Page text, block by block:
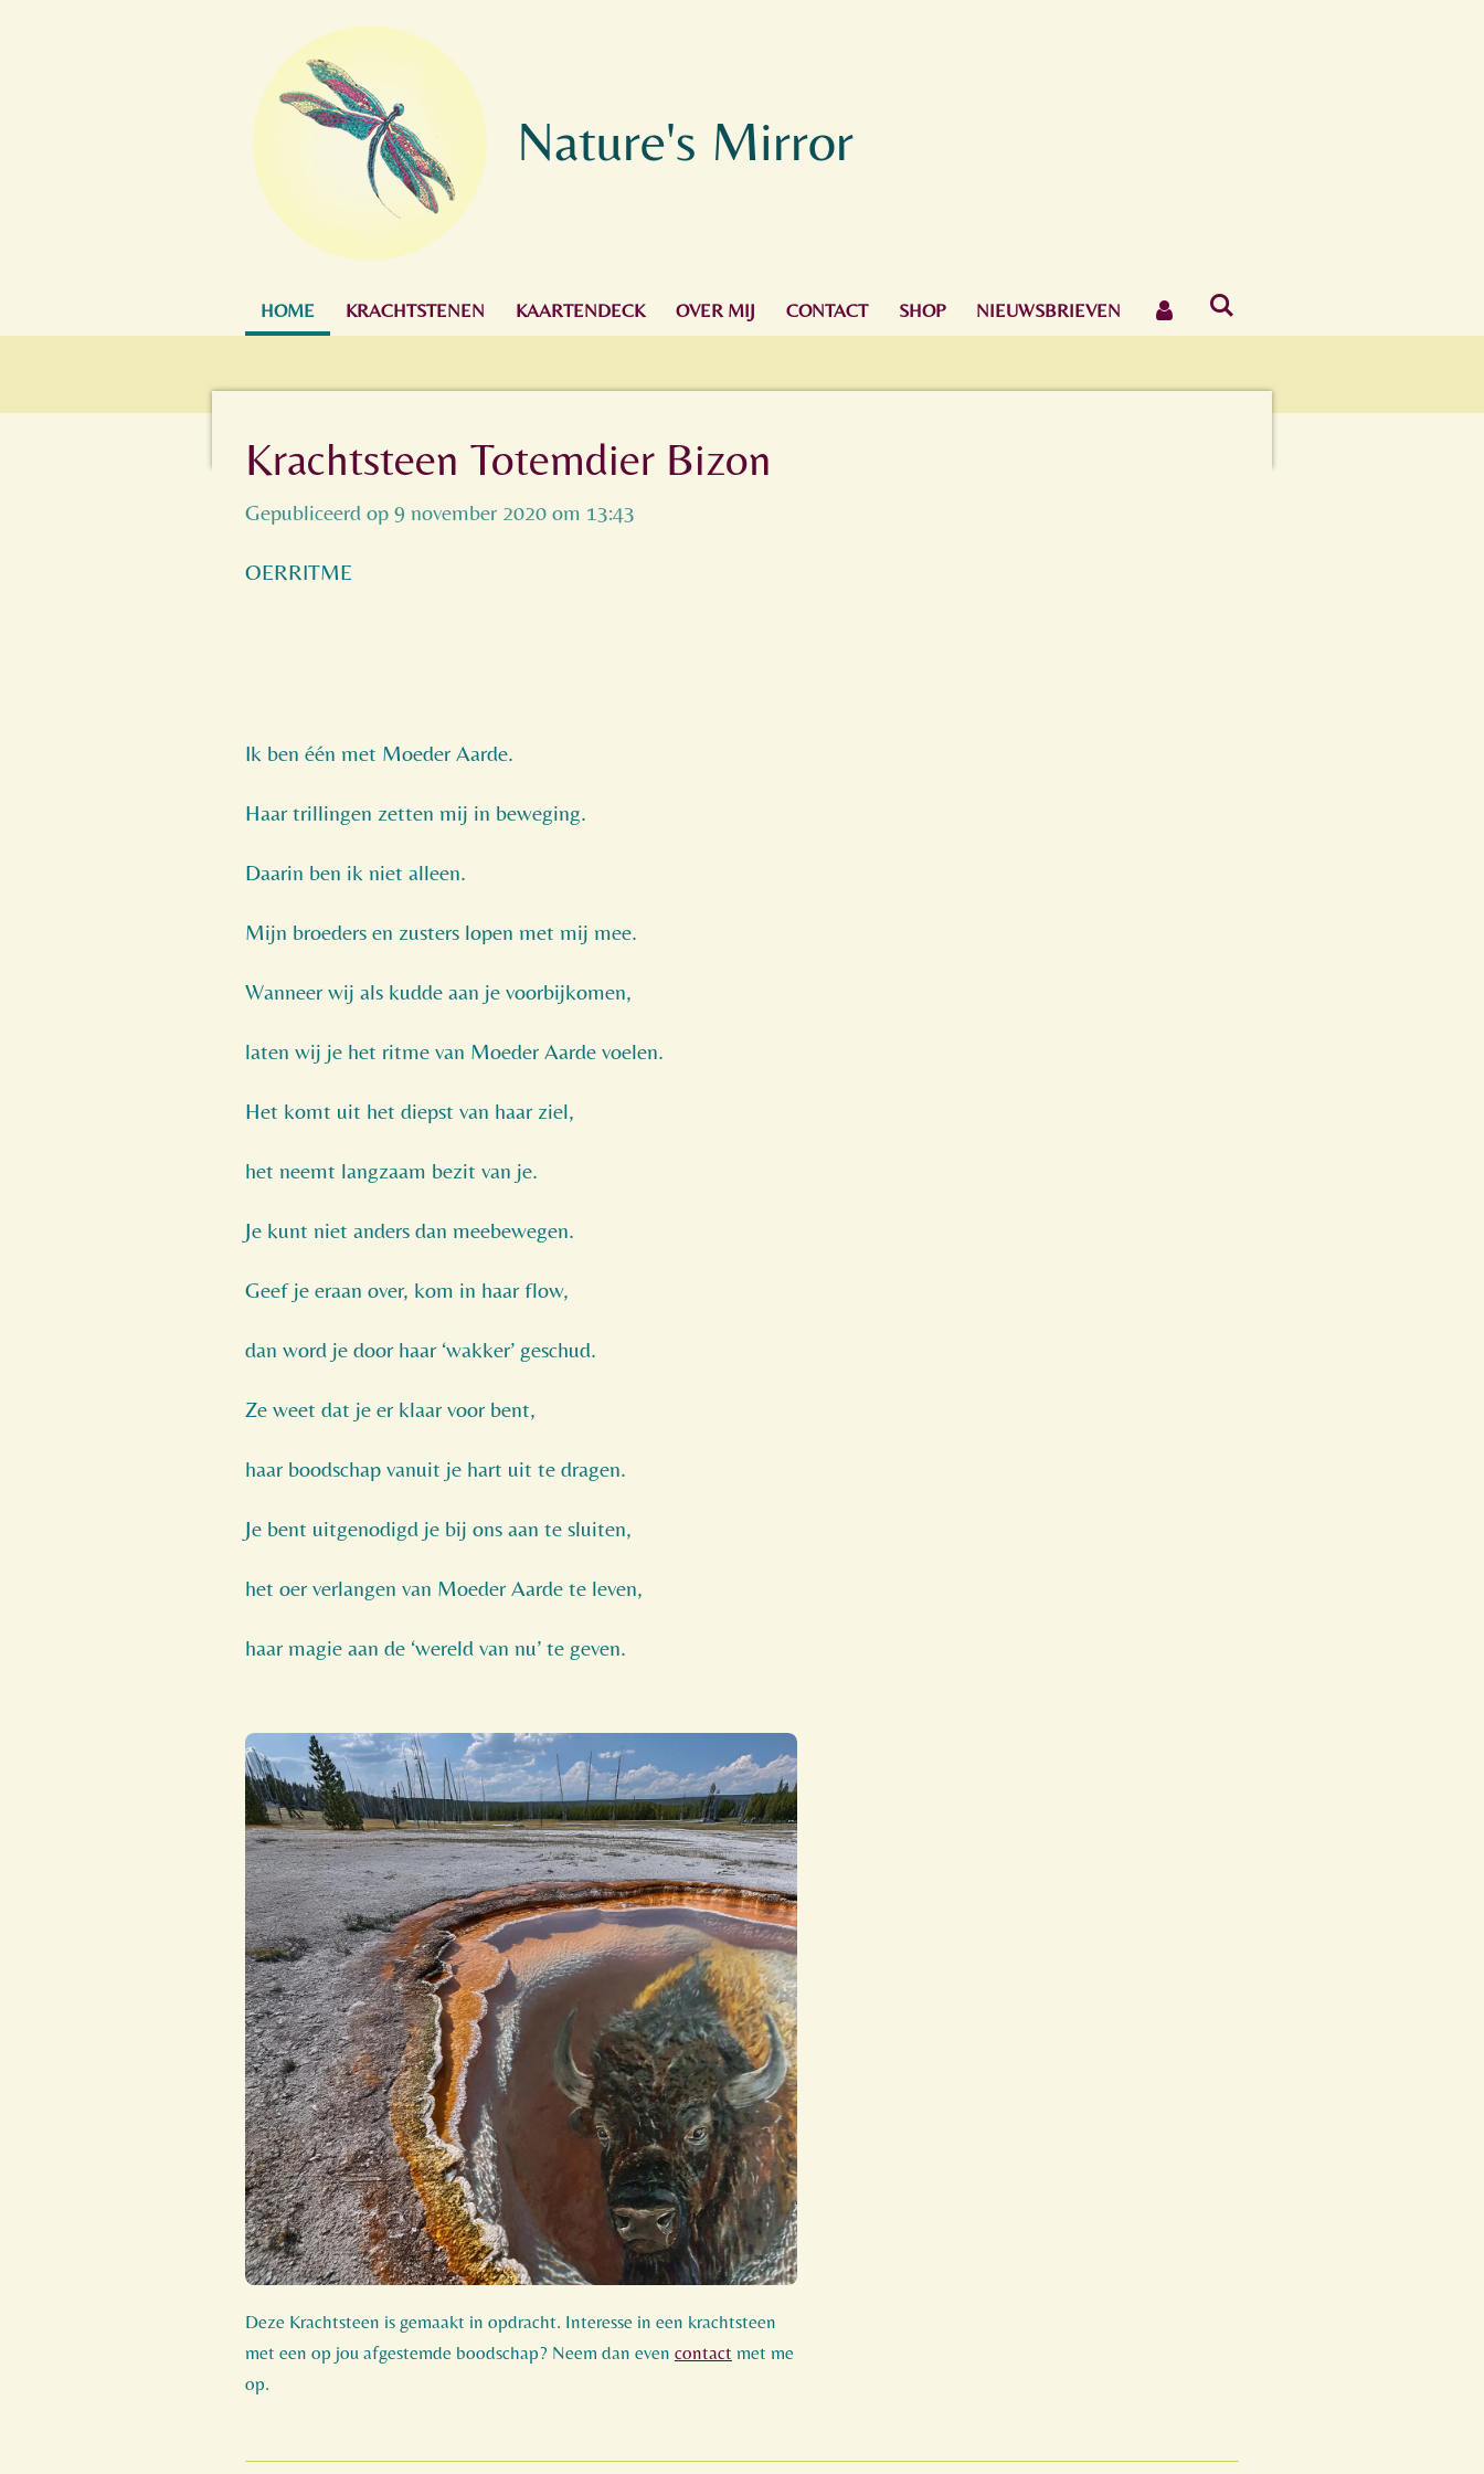
Nature's Mirror
HOME KRACHTSTENEN KAARTENDECK OVER MIJ CONTACT SHOP NIEUWSBRIEVEN
Krachtsteen Totemdier Bizon
Gepubliceerd op 9 november 2020 om 13:43
OERRITME
Ik ben één met Moeder Aarde.
Haar trillingen zetten mij in beweging.
Daarin ben ik niet alleen.
Mijn broeders en zusters lopen met mij mee.
Wanneer wij als kudde aan je voorbijkomen,
laten wij je het ritme van Moeder Aarde voelen.
Het komt uit het diepst van haar ziel,
het neemt langzaam bezit van je.
Je kunt niet anders dan meebewegen.
Geef je eraan over, kom in haar flow,
dan word je door haar ‘wakker’ geschud.
Ze weet dat je er klaar voor bent,
haar boodschap vanuit je hart uit te dragen.
Je bent uitgenodigd je bij ons aan te sluiten,
het oer verlangen van Moeder Aarde te leven,
haar magie aan de ‘wereld van nu’ te geven.
Deze Krachtsteen is gemaakt in opdracht. Interesse in een krachtsteen
met een op jou afgestemde boodschap? Neem dan even contact met me
op.